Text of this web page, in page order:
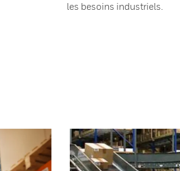
les besoins industriels.